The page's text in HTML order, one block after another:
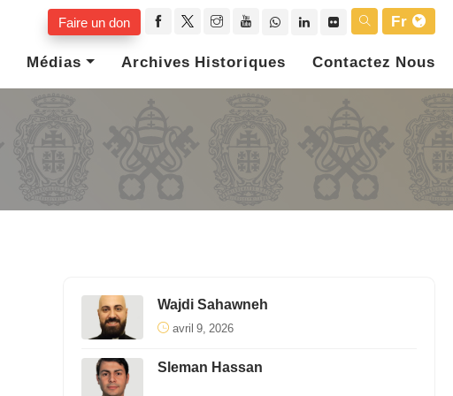
Faire un don
Fr
Médias Archives Historiques Contactez Nous
Wajdi Sahawneh
avril 9, 2026
Sleman Hassan